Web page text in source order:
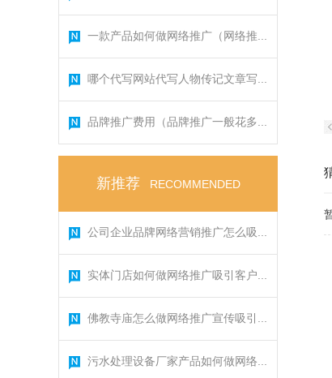
一款产品如何做网络推广（网络推...
哪个代写网站代写人物传记文章写...
品牌推广费用（品牌推广一般花多...
新推荐 RECOMMENDED
公司企业品牌网络营销推广怎么吸...
实体门店如何做网络推广吸引客户...
佛教寺庙怎么做网络推广宣传吸引...
污水处理设备厂家产品如何做网络...